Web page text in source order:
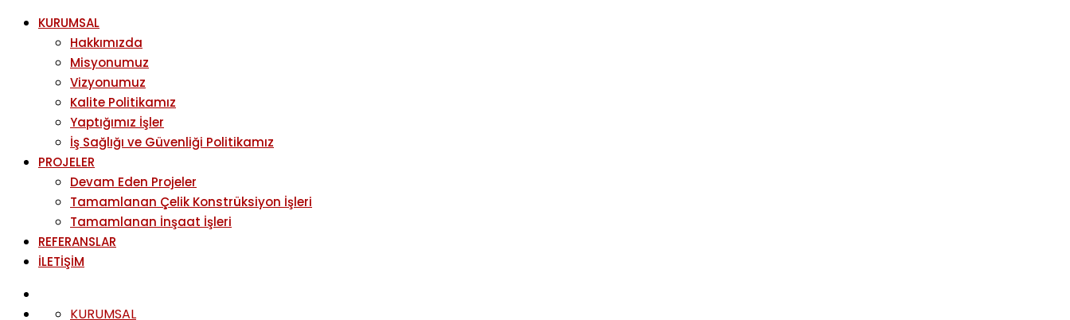
KURUMSAL
Hakkımızda
Misyonumuz
Vizyonumuz
Kalite Politikamız
Yaptığımız İşler
İş Sağlığı ve Güvenliği Politikamız
PROJELER
Devam Eden Projeler
Tamamlanan Çelik Konstrüksiyon İşleri
Tamamlanan İnşaat İşleri
REFERANSLAR
İLETİŞİM
KURUMSAL